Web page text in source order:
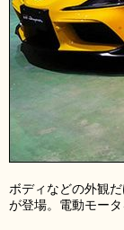
ボディなどの外観
が登場。電動モー